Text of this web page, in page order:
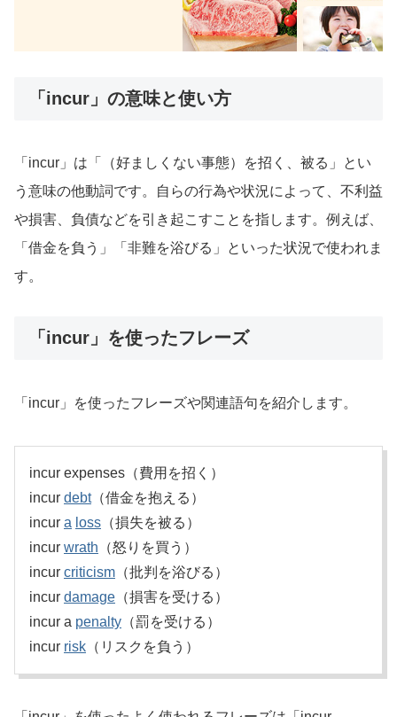
「incur」の意味と使い方
「incur」は「（好ましくない事態）を招く、被る」とい
う意味の他動詞です。自らの行為や状況によって、不利益
や損害、負債などを引き起こすことを指します。例えば、
「借金を負う」「非難を浴びる」といった状況で使われま
す。
「incur」を使ったフレーズ
「incur」を使ったフレーズや関連語句を紹介します。
incur expenses（費用を招く）
incur debt（借金を抱える）
incur a loss （損失を被る）
incur wrath （怒りを買う）
incur criticism （批判を浴びる）
incur damage （損害を受ける）
incur a penalty （罰を受ける）
incur risk （リスクを負う）